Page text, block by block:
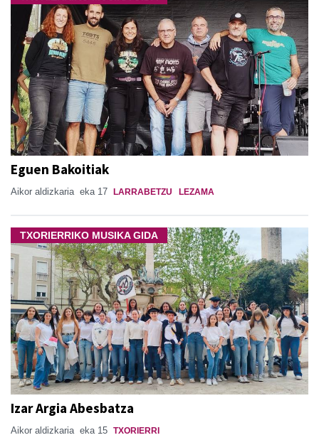
Eguen Bakoitiak
Aikor aldizkaria eka 17 LARRABETZU LEZAMA
TXORIERRIKO MUSIKA GIDA
Izar Argia Abesbatza
Aikor aldizkaria eka 15 TXORIERRI